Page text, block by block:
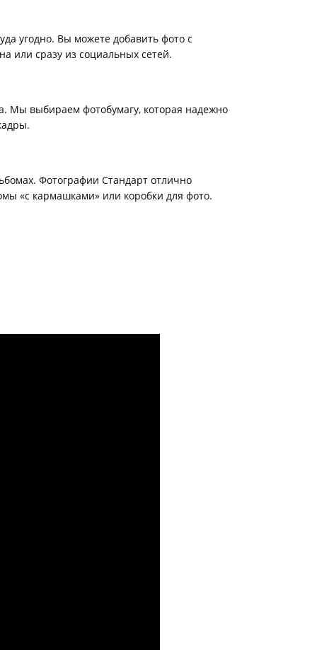
угодно. Вы можете добавить фото с
или сразу из социальных сетей.
Мы выбираем фотобумагу, которая надежно
Фотографии Стандарт отлично
«с кармашками» или коробки для фото.